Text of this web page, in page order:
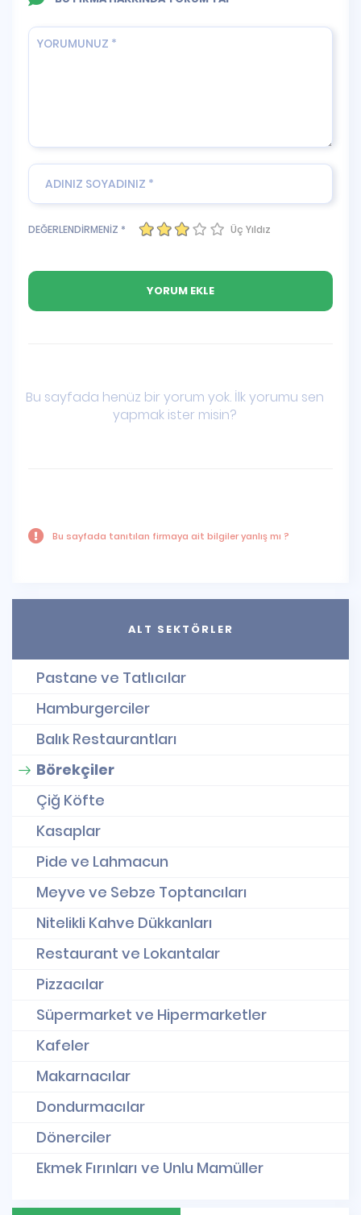
DEĞERLENDİRMENİZ * Üç Yıldız
Bu sayfada henüz bir yorum yok. İlk yorumu sen
yapmak ister misin?
Bu sayfada tanıtılan firmaya ait bilgiler yanlış mı ?
ALT SEKTÖRLER
Pastane ve Tatlıcılar
Hamburgerciler
Balık Restaurantları
Börekçiler
Çiğ Köfte
Kasaplar
Pide ve Lahmacun
Meyve ve Sebze Toptancıları
Nitelikli Kahve Dükkanları
Restaurant ve Lokantalar
Pizzacılar
Süpermarket ve Hipermarketler
Kafeler
Makarnacılar
Dondurmacılar
Dönerciler
Ekmek Fırınları ve Unlu Mamüller